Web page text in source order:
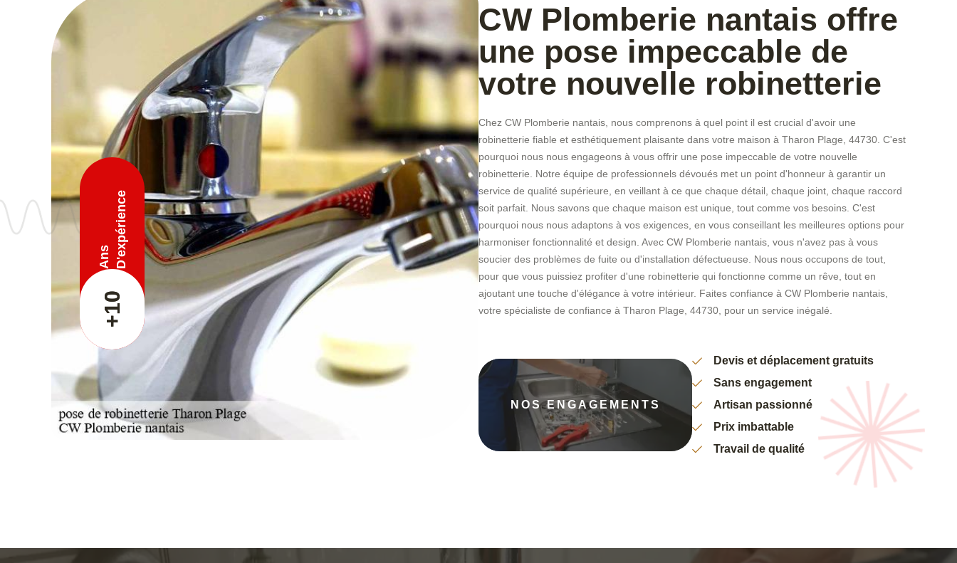
+10
Ans D'expérience
CW Plomberie nantais offre
une pose impeccable de
votre nouvelle robinetterie
Chez CW Plomberie nantais, nous comprenons à quel point il est crucial d'avoir une
robinetterie fiable et esthétiquement plaisante dans votre maison à Tharon Plage, 44730. C'est
pourquoi nous nous engageons à vous offrir une pose impeccable de votre nouvelle
robinetterie. Notre équipe de professionnels dévoués met un point d'honneur à garantir un
service de qualité supérieure, en veillant à ce que chaque détail, chaque joint, chaque raccord
soit parfait. Nous savons que chaque maison est unique, tout comme vos besoins. C'est
pourquoi nous nous adaptons à vos exigences, en vous conseillant les meilleures options pour
harmoniser fonctionnalité et design. Avec CW Plomberie nantais, vous n'avez pas à vous
soucier des problèmes de fuite ou d'installation défectueuse. Nous nous occupons de tout,
pour que vous puissiez profiter d'une robinetterie qui fonctionne comme un rêve, tout en
ajoutant une touche d'élégance à votre intérieur. Faites confiance à CW Plomberie nantais,
votre spécialiste de confiance à Tharon Plage, 44730, pour un service inégalé.
NOS ENGAGEMENTS
Devis et déplacement gratuits
Sans engagement
Artisan passionné
Prix imbattable
Travail de qualité